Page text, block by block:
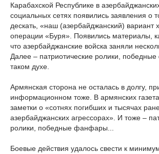
Карабахской Республике в
социальных сетях появились заявления о
дескать, «наш (азербайджанский) вариант
операции «Буря». Появились материалы,
что азербайджанские войска заняли
Далее – патриотические ролики,
таком духе.
Армянская сторона не осталась в долгу,
информационном тоже. В армянских
заметки о «сотнях погибших и тысячах
азербайджанских агрессорах». И тоже –
ролики, победные фанфары...
Боевые действия удалось свести к